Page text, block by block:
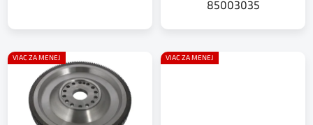
85003035
VIAC ZA MENEJ VIAC ZA MENEJ